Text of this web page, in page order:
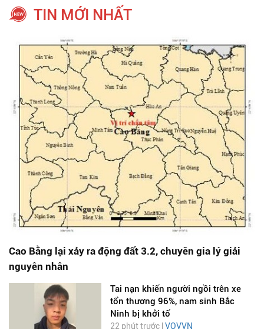
TIN MỚI NHẤT
Cao Bằng lại xảy ra động đất 3.2, chuyên gia lý giải
nguyên nhân
Tai nạn khiến người ngồi trên xe
tổn thương 96%, nam sinh Bắc
Ninh bị khởi tố
22 phút trước | VOVVN